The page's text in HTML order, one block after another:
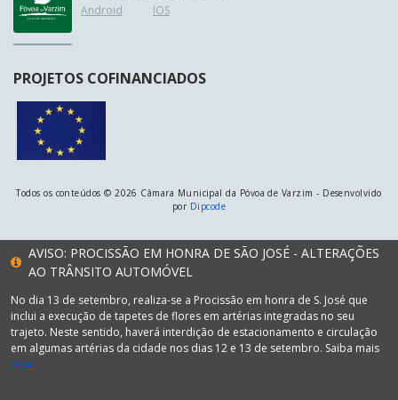
Android IOS
PROJETOS COFINANCIADOS
Todos os conteúdos © 2026 Câmara Municipal da Póvoa de Varzim - Desenvolvido
por Dipcode
AVISO: PROCISSÃO EM HONRA DE SÃO JOSÉ - ALTERAÇÕES
AO TRÂNSITO AUTOMÓVEL
No dia 13 de setembro, realiza-se a Procissão em honra de S. José que
inclui a execução de tapetes de flores em artérias integradas no seu
trajeto. Neste sentido, haverá interdição de estacionamento e circulação
em algumas artérias da cidade nos dias 12 e 13 de setembro. Saiba mais
aqui.